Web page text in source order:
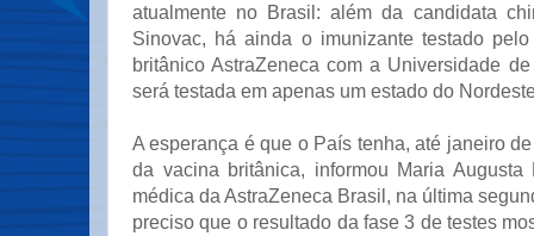
atualmente no Brasil: além da candidata
Sinovac, há ainda o imunizante testado
britânico AstraZeneca com a Universidade
será testada em apenas um estado do
A esperança é que o País tenha, até janeiro
da vacina britânica, informou Maria Augusta
médica da AstraZeneca Brasil, na última
preciso que o resultado da fase 3 de testes